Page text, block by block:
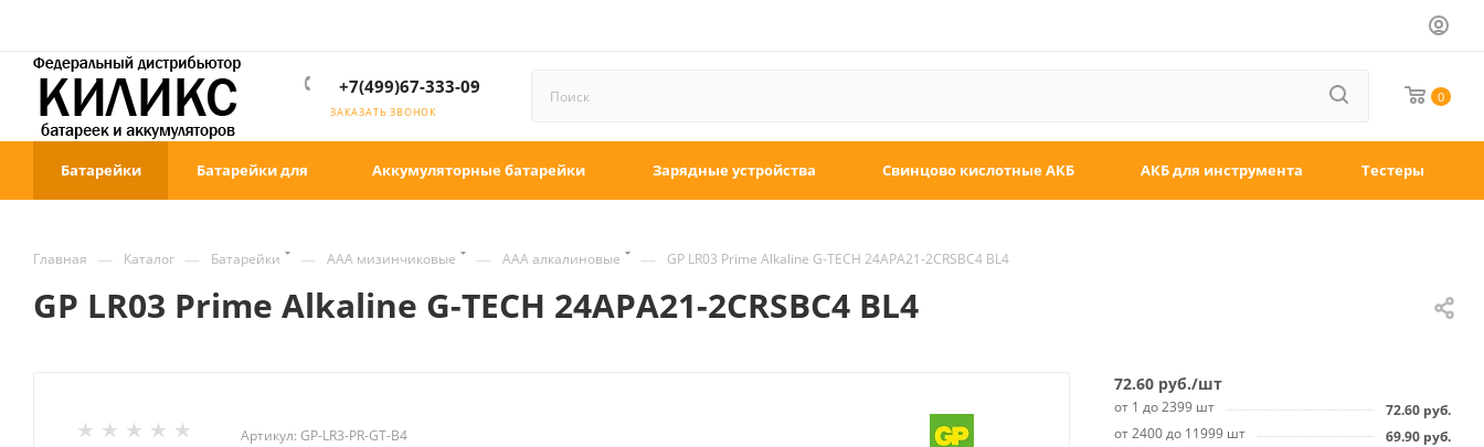
+7(499)67-333-09
ЗАКАЗАТЬ ЗВОНОК
0
Батарейки Батарейки для Аккумуляторные батарейки Зарядные устройства Свинцово кислотные АКБ АКБ для инструмента Тестеры
Главная — Каталог — Батарейки — ААА мизинчиковые — ААА алкалиновые — GP LR03 Prime Alkaline G-TECH 24APA21-2CRSBC4 BL4
GP LR03 Prime Alkaline G-TECH 24APA21-2CRSBC4 BL4
Артикул: GP-LR3-PR-GT-B4
72.60 руб./шт
от 1 до 2399 шт 72.60 руб.
от 2400 до 11999 шт
69.90 руб.